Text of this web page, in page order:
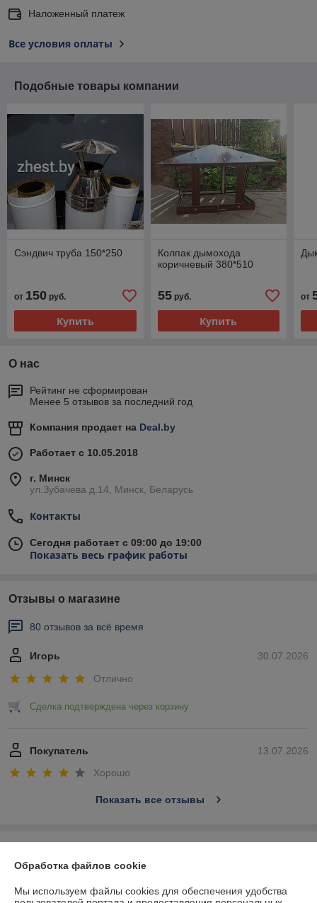
Наложенный платеж
Все условия оплаты
Подобные товары компании
Сэндвич труба 150*250
от 150 руб.
Купить
Колпак дымохода
коричневый 380*510
55руб.
Купить
от
О нас
Рейтинг не сформирован
Менее 5 отзывов за последний год
Компания продает на Deal.by
Работает с 10.05.2018
г. Минск
ул.Зубачева д.14, Минск, Беларусь
Контакты
Сегодня работает с 09:00 до 19:00
Показать весь график работы
Отзывы о магазине
80 отзывов за всё время
30.07.2026
Игорь
Отлично
Сделка подтверждена через корзину
13.07.2026
Покупатель
Хорошо
Показать все отзывы
Обработка файлов cookie
Мы используем файлы cookies для обеспечения удобства